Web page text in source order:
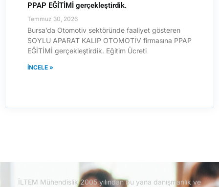
PPAP EĞİTİMİ gerçekleştirdik.
Temmuz 30, 2026
Bursa’da Otomotiv sektöründe faaliyet gösteren
SOYLU APARAT KALIP OTOMOTİV firmasına PPAP
EĞİTİMİ gerçekleştirdik. Eğitim Ücreti
İNCELE »
İLTEM Mühendislik 2005 yılından bu yana danışmanlık ve